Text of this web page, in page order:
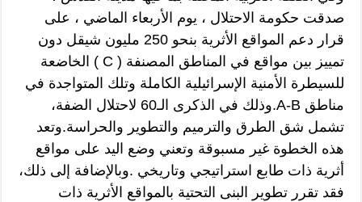
صدقت حكومة الاحتلال ، يوم الأربعاء الماضي ، على
قرار دعم المواقع الأثرية بنحو 250 مليون شيقل دون
تمييز بين مواقع في المناطق المصنفة ( C ) الخاضعة
للسيطرة الأمنية الإسرائيلية الكاملة وتلك المتواجدة في
مناطق A-B.وذلك في الذكرى الـ60 لاحتلال الضفة،
تشمل شق الطرق والترميم والتطوير والحراسة.وتعد
هذه الخطوة غير مسبوقة وتعني وضع اليد على مواقع
أثرية ذات طابع استراتيجي وتاريخي .وبالإضافة إلى ذلك،
فقد تقرر تطوير البنى التحتية بالمواقع الأثرية ذات